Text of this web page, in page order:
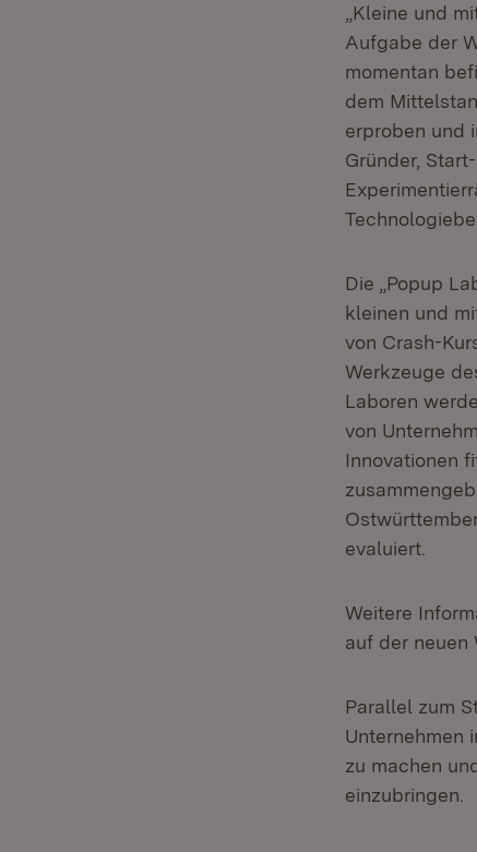
„Kleine und
Aufgabe der
momentan
dem
erproben und
Gründer,
Die „Popup
kleinen und
von Crash-
Werkzeuge
Laboren
von
Innovationen
evaluiert.
Weitere
auf der neuen
Parallel zum
Unternehmen
zu machen
einzubringen.